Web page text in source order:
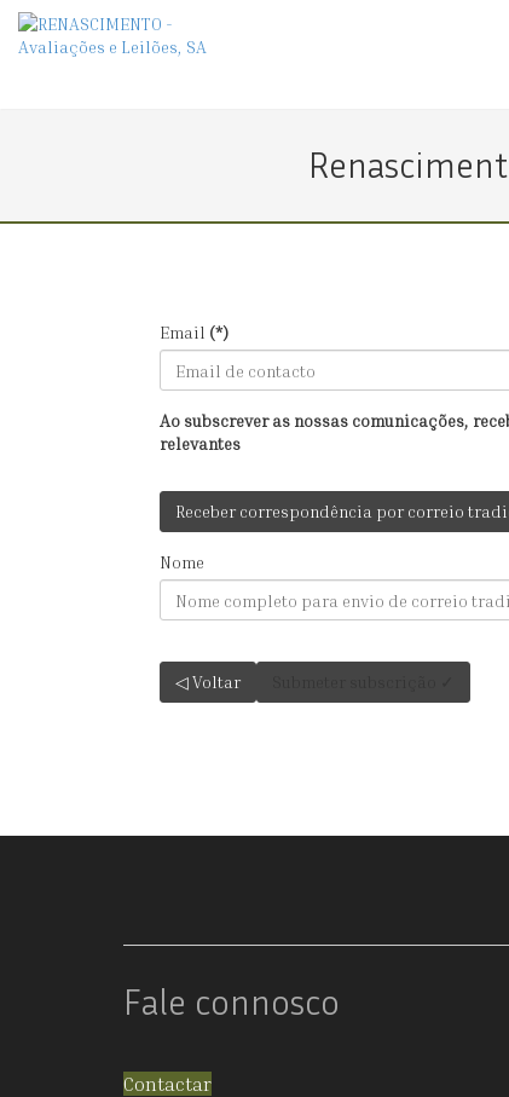
Email (*)
Ao subscrever as nossas comunicações,
relevantes
Receber correspondência por correio
Nome
◁ Voltar
Fale connosco
Contactar